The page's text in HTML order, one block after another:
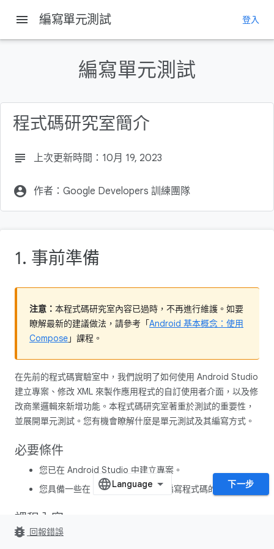
軟硬體需求
簡介
menu 編寫單元測試 登入
編寫單元測試
程式碼研究室簡介
subject 上次更新時間：10月 19, 2023
account_circle 作者：Google Developers 訓練團隊
1. 事前準備
注意： 本程式碼研究室內容已過時，不再進行維護。如要
瞭解最新的建議做法，請參考「Android 基本概念：使用
Compose」課程。
在先前的程式碼實驗室中，我們說明了如何使用 Android Studio
建立專案、修改 XML 來製作應用程式的自訂使用者介面，以及修
改商業邏輯來新增功能。本程式碼研究室著重於測試的重要性，
並展開單元測試。您有機會瞭解什麼是單元測試及其編寫方式。
必要條件
您已在 Android Studio 中建立專案。
您具備一些在 Android Studio 中編寫程式碼的經驗。
課程內容
測試的重要性。
下一步
bug_report 回報錯誤